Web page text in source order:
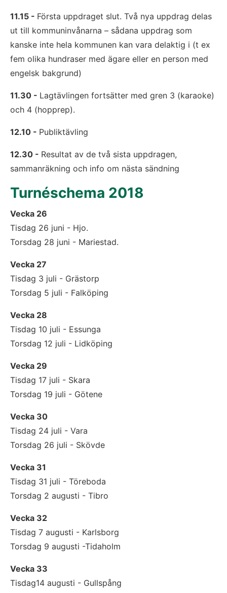
11.15 - Första uppdraget slut. Två nya uppdrag delas
ut till kommuninvånarna – sådana uppdrag som
kanske inte hela kommunen kan vara delaktig i (t ex
fem olika hundraser med ägare eller en person med
engelsk bakgrund)
11.30 - Lagtävlingen fortsätter med gren 3 (karaoke)
och 4 (hopprep).
12.10 - Publiktävling
12.30 - Resultat av de två sista uppdragen,
sammanräkning och info om nästa sändning
Turnéschema 2018
Vecka 26
Tisdag 26 juni - Hjo.
Torsdag 28 juni - Mariestad.
Vecka 27
Tisdag 3 juli - Grästorp
Torsdag 5 juli - Falköping
Vecka 28
Tisdag 10 juli - Essunga
Torsdag 12 juli - Lidköping
Vecka 29
Tisdag 17 juli - Skara
Torsdag 19 juli - Götene
Vecka 30
Tisdag 24 juli - Vara
Torsdag 26 juli - Skövde
Vecka 31
Tisdag 31 juli - Töreboda
Torsdag 2 augusti - Tibro
Vecka 32
Tisdag 7 augusti - Karlsborg
Torsdag 9 augusti -Tidaholm
Vecka 33
Tisdag14 augusti - Gullspång